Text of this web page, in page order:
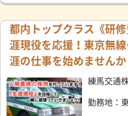
都内トップクラス《研
涯現役を応援！東京無
涯の仕事を始めませんか
練馬交通
勤務地：